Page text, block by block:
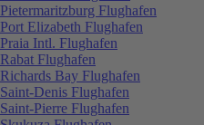
Pietermaritzburg Flughafen
Port Elizabeth Flughafen
Praia Intl. Flughafen
Rabat Flughafen
Richards Bay Flughafen
Saint-Denis Flughafen
Saint-Pierre Flughafen